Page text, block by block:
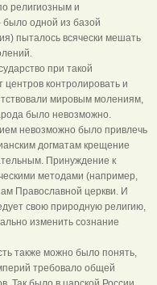
религиозным и
было одной из базой
пыталось всячески мешать
при такой
контролировать и
мировым молениям,
было невозможно.
невозможно было привлечь
догматам крещение
Принуждение к
методами (например,
Православной церкви. И
свою природную религию,
изменить сознание
также можно было понять,
требовало общей